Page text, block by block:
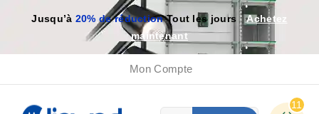
Jusqu’à 20% de réductionTout les jours
Achetez
maintenant
Mon Compte
11